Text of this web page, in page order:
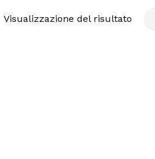
Visualizzazione del risultato